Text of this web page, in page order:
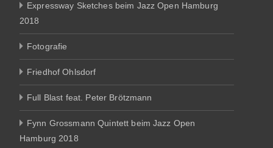
Expressway Sketches beim Jazz Open Hamburg
2018
Fotografie
Friedhof Ohlsdorf
Full Blast feat. Peter Brötzmann
Fynn Grossmann Quintett beim Jazz Open
Hamburg 2018